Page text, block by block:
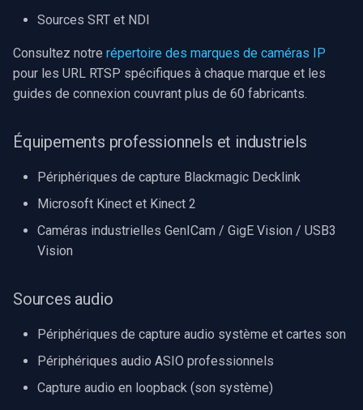
Sources SRT et NDI
Consultez notre répertoire des marques de caméras IP
pour les URL RTSP spécifiques à chaque marque et les
guides de connexion couvrant plus de 60 fabricants.
Équipements professionnels et industriels
Périphériques de capture Blackmagic Decklink
Microsoft Kinect et Kinect 2
Caméras industrielles GenICam / GigE Vision / USB3
Vision
Sources audio
Périphériques de capture audio système et cartes son
Périphériques audio ASIO professionnels
Capture audio en loopback (son système)